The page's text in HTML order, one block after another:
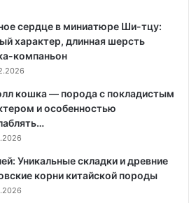
сердце в миниатюре Ши-тцу:
характер, длинная шерсть
компаньон
кошка — порода с покладистым
и особенностью
Уникальные складки и древние
корни китайской породы